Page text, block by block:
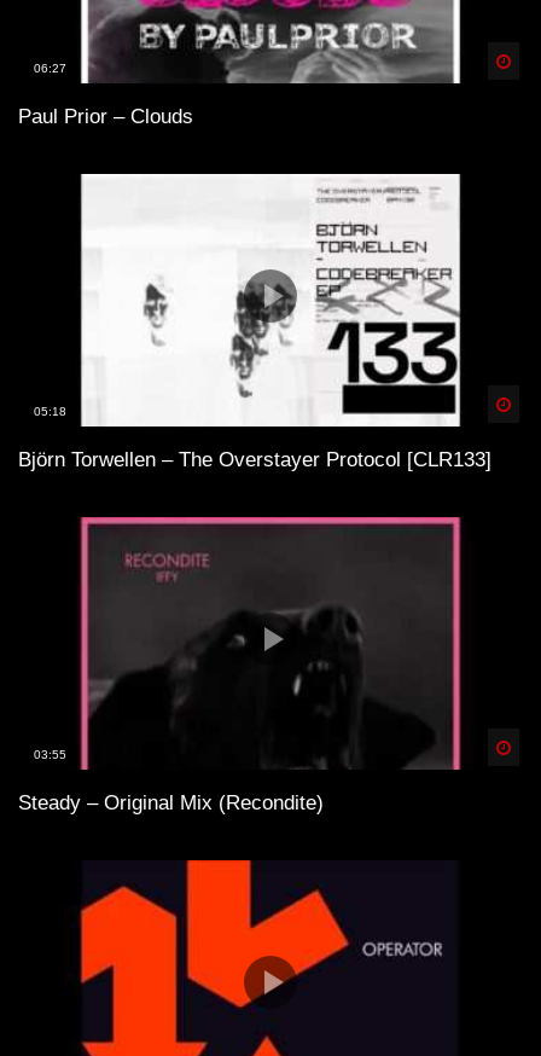
06:27
Paul Prior – Clouds
05:18
Björn Torwellen – The Overstayer Protocol [CLR133]
03:55
Steady – Original Mix (Recondite)